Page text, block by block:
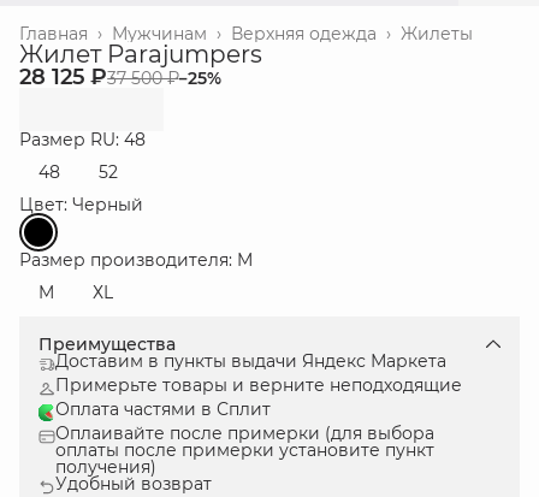
Жилеты
Верхняя одежда ›
Мужчинам ›
Главная ›
Жилет Parajumpers
28 125 ₽37 500 ₽−25%
Размер RU: 48
48
52
Цвет: Черный
Размер производителя: M
M
ХL
Преимущества
Доставим в пункты выдачи Яндекс Маркета
Примерьте товары и верните неподходящие
Оплата частями в Сплит
Оплаивайте после примерки (для выбора
оплаты после примерки установите пункт
получения)
Удобный возврат